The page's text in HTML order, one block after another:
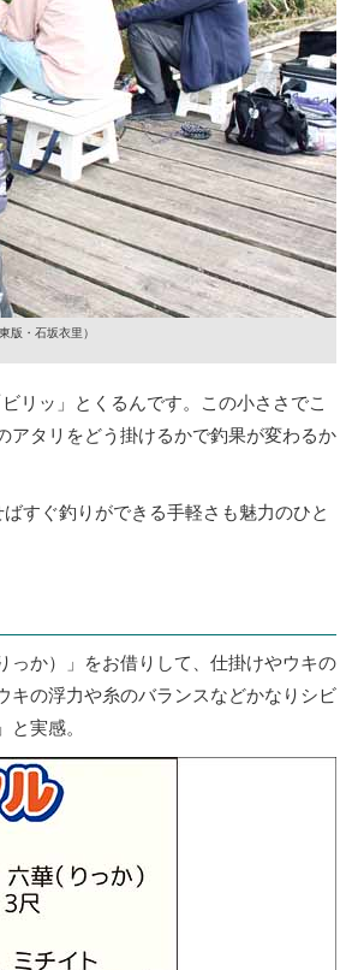
版・石坂衣里）
リッ」とくるんです。この小ささでこ
アタリをどう掛けるかで釣果が変わるか
すぐ釣りができる手軽さも魅力のひと
っか）」をお借りして、仕掛けやウキの
キの浮力や糸のバランスなどかなりシビ
実感。